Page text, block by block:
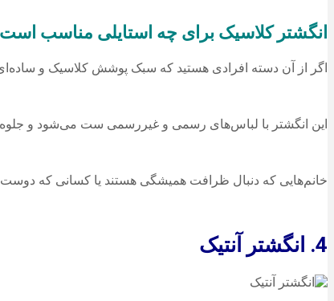
انگشتر کلاسیک برای چه استایلی مناسب
اگر از آن دسته افرادی هستید که سبک پوشش کلاسیک و
این انگشتر با لباس‌های رسمی و غیررسمی ست می‌شود و
خانم‌هایی که دنبال ظرافت همیشگی هستند یا کسانی که دوست
4. انگشتر آنتیک